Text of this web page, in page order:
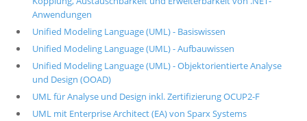
Anwendungen
Unified Modeling Language (UML) - Basiswissen
Unified Modeling Language (UML) - Aufbauwissen
Unified Modeling Language (UML) - Objektorientierte Analyse
und Design (OOAD)
UML für Analyse und Design inkl. Zertifizierung OCUP2-F
UML mit Enterprise Architect (EA) von Sparx Systems